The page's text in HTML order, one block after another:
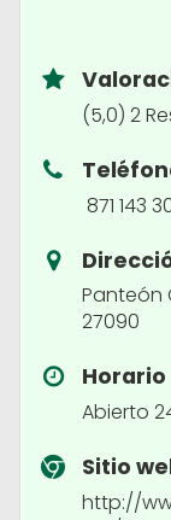
(5,0) 2
871 143
Panteón
27090
Abierto
Sitio
http://